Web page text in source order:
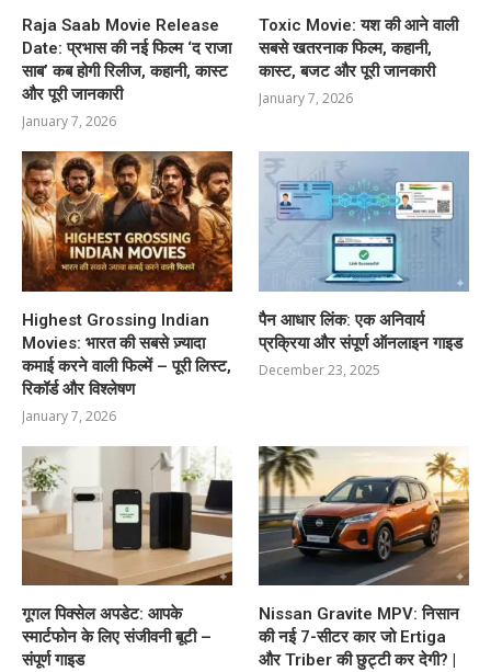
Raja Saab Movie Release
Date: प्रभास की नई फिल्म ‘द राजा
साब’ कब होगी रिलीज, कहानी, कास्ट
और पूरी जानकारी
January 7, 2026
Toxic Movie: यश की आने वाली
सबसे खतरनाक फिल्म, कहानी,
कास्ट, बजट और पूरी जानकारी
January 7, 2026
Highest Grossing Indian
Movies: भारत की सबसे ज़्यादा
कमाई करने वाली फिल्में – पूरी लिस्ट,
रिकॉर्ड और विश्लेषण
January 7, 2026
पैन आधार लिंक: एक अनिवार्य
प्रक्रिया और संपूर्ण ऑनलाइन गाइड
December 23, 2025
गूगल पिक्सेल अपडेट: आपके
स्मार्टफोन के लिए संजीवनी बूटी –
संपूर्ण गाइड
Nissan Gravite MPV: निसान
की नई 7-सीटर कार जो Ertiga
और Triber की छुट्टी कर देगी? |